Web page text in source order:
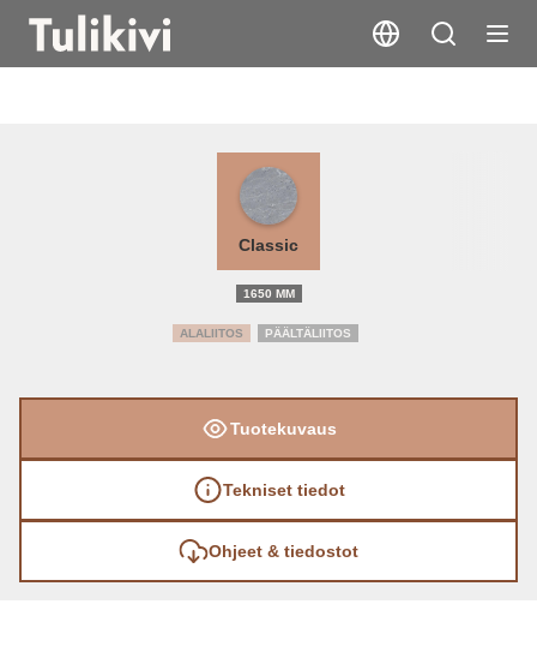
KTU1337/91
Classic
1650 MM
ALALIITOS PÄÄLTÄLIITOS
Tuotekuvaus
Tekniset tiedot
Ohjeet & tiedostot